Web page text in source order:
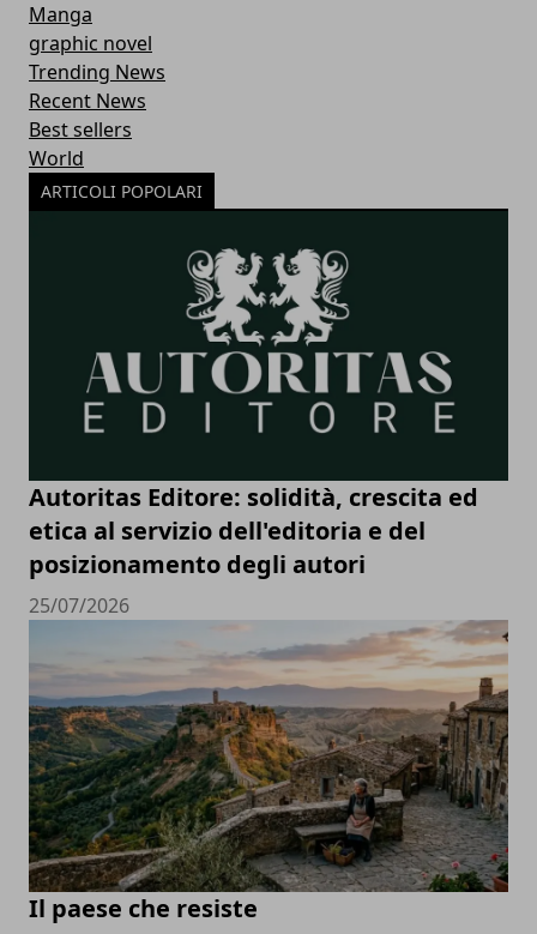
Manga
graphic novel
Trending News
Recent News
Best sellers
World
ARTICOLI POPOLARI
Autoritas Editore: solidità, crescita ed
etica al servizio dell'editoria e del
posizionamento degli autori
25/07/2026
Il paese che resiste